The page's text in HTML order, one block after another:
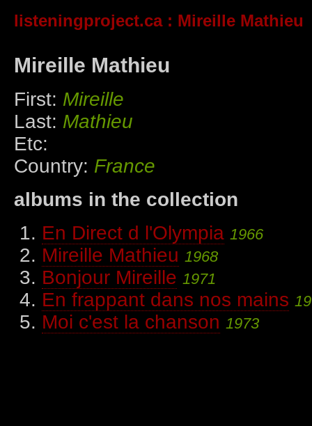
listeningproject.ca: Mireille Mathieu
Mireille Mathieu
First: Mireille
Last: Mathieu
Etc:
Country: France
albums in the collection
En Direct d l'Olympia 1966
Mireille Mathieu 1968
Bonjour Mireille 1971
En frappant dans nos mains
Moi c'est la chanson 1973